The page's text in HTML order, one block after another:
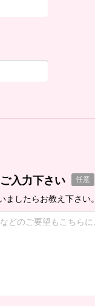
入力下さい 任意
したらお教え下さい。